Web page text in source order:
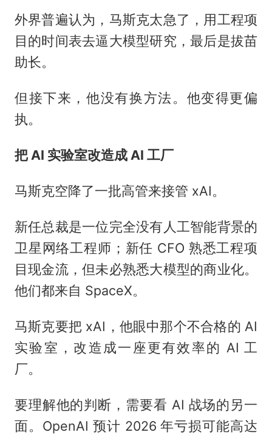
外界普遍认为，马斯克太急了，用工程项
目的时间表去逼大模型研究，最后是拔苗
助长。
但接下来，他没有换方法。他变得更偏
执。
把 AI 实验室改造成 AI 工厂
马斯克空降了一批高管来接管 xAI。
新任总裁是一位完全没有人工智能背景的
卫星网络工程师；新任 CFO 熟悉工程项
目现金流，但未必熟悉大模型的商业化。
他们都来自 SpaceX。
马斯克要把 xAI，他眼中那个不合格的 AI
实验室，改造成一座更有效率的 AI 工
厂。
要理解他的判断，需要看 AI 战场的另一
面。OpenAI 预计 2026 年亏损可能高达